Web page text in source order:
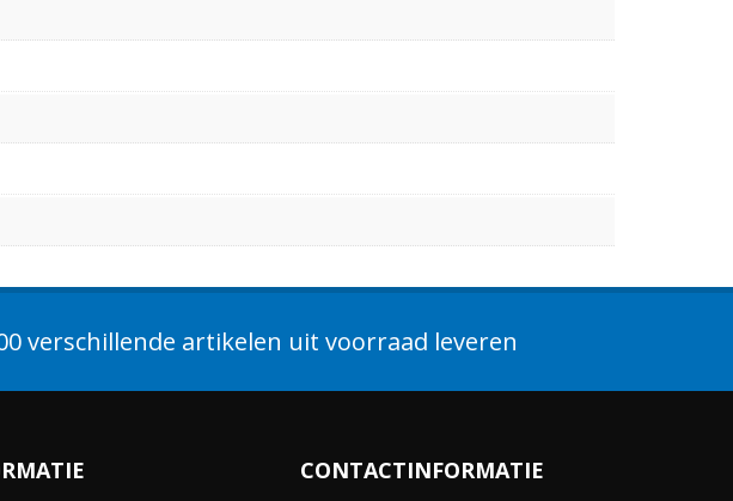
verschillende artikelen uit voorraad leveren
CONTACTINFORMATIE